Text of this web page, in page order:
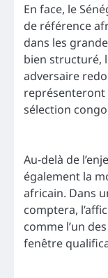
En face, le
de référence
dans les
bien structuré,
adversaire
sélection
Au-delà de
également la
africain. Dans
comptera,
comme l’un
fenêtre